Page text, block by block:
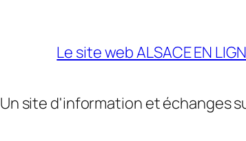
Le site web ALSACE EN
Un site d'information et échanges